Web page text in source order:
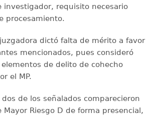
investigador, requisito necesario
procesamiento.
dictó falta de mérito a favor
mencionados, pues consideró
de delito de cohecho
el MP.
de los señalados comparecieron
Mayor Riesgo D de forma presencial,